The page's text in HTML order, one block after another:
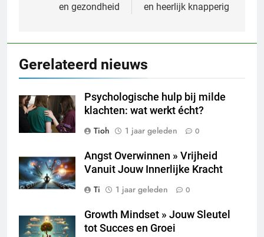
en gezondheid
en heerlijk knapperig
Gerelateerd nieuws
Psychologische hulp bij milde
klachten: wat werkt écht?
Tioh
1 jaar geleden 0
Angst Overwinnen » Vrijheid
Vanuit Jouw Innerlijke Kracht
Ti
1 jaar geleden 0
Growth Mindset » Jouw Sleutel
tot Succes en Groei